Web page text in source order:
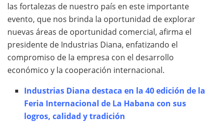
las fortalezas de nuestro país en este importante
evento, que nos brinda la oportunidad de explorar
nuevas áreas de oportunidad comercial, afirma el
presidente de Industrias Diana, enfatizando el
compromiso de la empresa con el desarrollo
económico y la cooperación internacional.
Industrias Diana destaca en la 40 edición de la
Feria Internacional de La Habana con sus
logros, calidad y tradición